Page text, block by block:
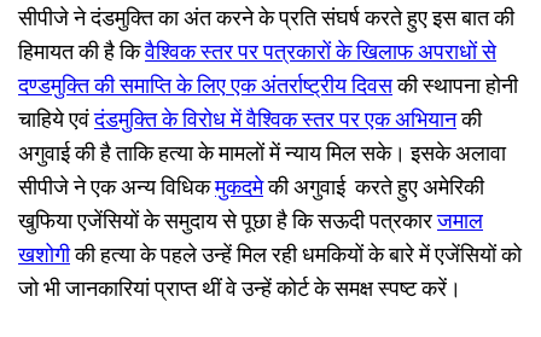
सीपीजे ने दंडमुक्ति का अंत करने के प्रति संघर्ष करते हुए इस बात की
हिमायत की है किवैश्विकस्तरपरपत्रकारोंकेखिलाफअपराधोंसे
दण्डमुक्तिकीसमाप्तिकेलिएएकअंतर्राष्ट्रीयदिवसकी स्थापना होनी
चाहिये एवंदंडमुक्तिकेविरोधमेंवैश्विकस्तरपरएकअभियानकी
अगुवाई की है ताकि हत्या के मामलों में न्याय मिल सके। इसके अलावा
सीपीजे ने एक अन्य विधिकमुकदमेकी अगुवाई करते हुए अमेरिकी
खुफिया एजेंसियों के समुदाय से पूछा है कि सऊदी पत्रकारजमाल
खशोगीकी हत्या के पहले उन्हें मिल रही धमकियों के बारे में एजेंसियों को
जो भी जानकारियां प्राप्त थीं वे उन्हें कोर्ट के समक्ष स्पष्ट करें।